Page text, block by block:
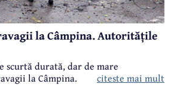
la Câmpina. Autoritățile
scurtă durată, dar de mare
la Câmpina.
citeste mai mult